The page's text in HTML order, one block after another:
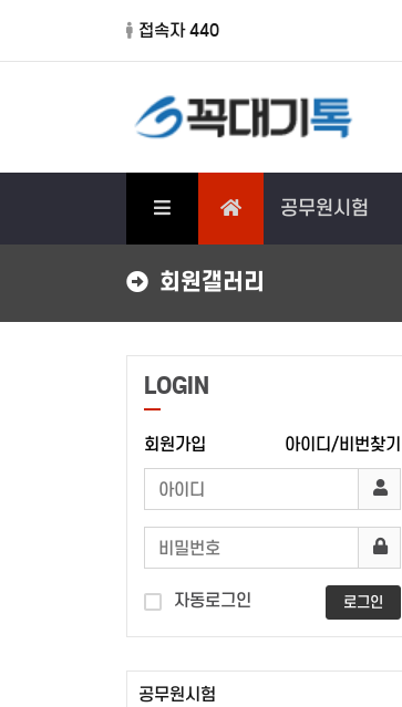
접속자 440
공무원시험
회원갤러리
LOGIN
회원가입 아이디/비번찾기
자동로그인 로그인
공무원시험